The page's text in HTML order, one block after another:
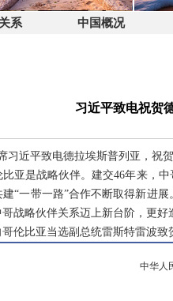
系 中国概况
习近平致电祝贺
习近平致电德拉埃斯普列亚，祝
亚是战略伙伴。建交46年来，
“一带一路”合作不断取得新进
战略伙伴关系迈上新台阶，更好
伦比亚当选副总统雷斯特雷波致
中华人